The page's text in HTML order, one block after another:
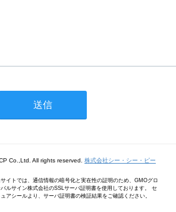
Co.,Ltd. All rights reserved. 株式会社シー・シー・ピー
サイトでは、通信情報の暗号化と実在性の証明のため、GMOグロ
ルサイン株式会社のSSLサーバ証明書を使用しております。 セ
ュアシールより、サーバ証明書の検証結果をご確認ください。